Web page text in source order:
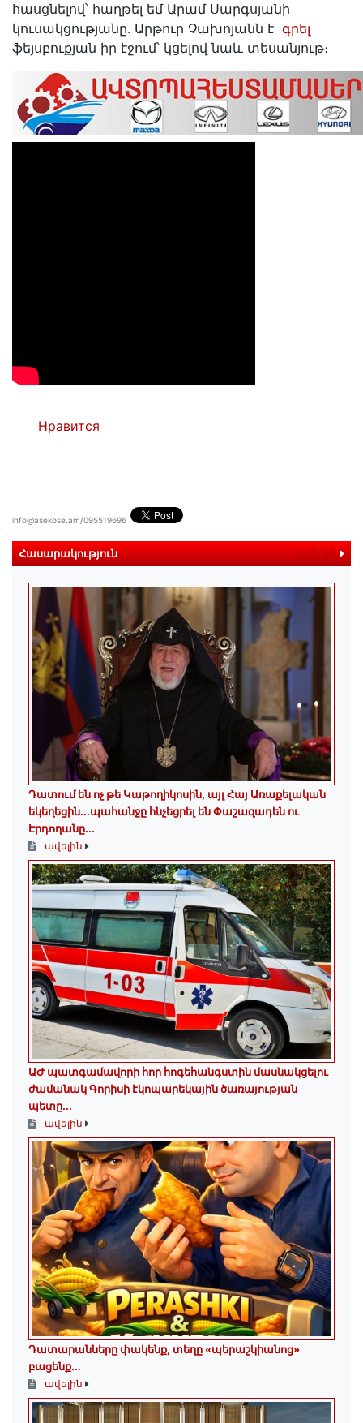
հասցնելով՝ հաղթել եմ Արամ Սարգսյանի
կուսակցությանը. Արթուր Չախոյանն է գրել
ֆեյսբուքյան իր էջում՝ կցելով նաև տեսանյութ։
Нравится
info@asekose.am/095519696
Հասարակություն ավելին
Դատում են ոչ թե Կաթողիկոսին, այլ Հայ Առաքելական
եկեղեցին․․․պահանջը հնչեցրել են Փաշազադեն ու
Էրդողանը․․․
ավելին
ԱԺ պատգամավորի հոր հոգեհանգստին մասնակցելու
ժամանակ Գորիսի էկոպարեկային ծառայության
պետը...
ավելին
Դատարանները փակենք, տեղը «պերաշկիանոց»
բացենք․․․
ավելին